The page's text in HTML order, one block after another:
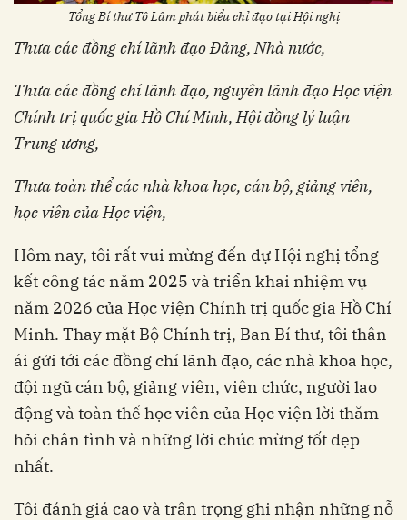
Tổng Bí thư Tô Lâm phát biểu chỉ đạo tại Hội nghị
Thưa các đồng chí lãnh đạo Đảng, Nhà nước,
Thưa các đồng chí lãnh đạo, nguyên lãnh đạo Học viện
Chính trị quốc gia Hồ Chí Minh, Hội đồng lý luận
Trung ương,
Thưa toàn thể các nhà khoa học, cán bộ, giảng viên,
học viên của Học viện,
Hôm nay, tôi rất vui mừng đến dự Hội nghị tổng
kết công tác năm 2025 và triển khai nhiệm vụ
năm 2026 của Học viện Chính trị quốc gia Hồ Chí
Minh. Thay mặt Bộ Chính trị, Ban Bí thư, tôi thân
ái gửi tới các đồng chí lãnh đạo, các nhà khoa học,
đội ngũ cán bộ, giảng viên, viên chức, người lao
động và toàn thể học viên của Học viện lời thăm
hỏi chân tình và những lời chúc mừng tốt đẹp
nhất.
Tôi đánh giá cao và trân trọng ghi nhận những nỗ